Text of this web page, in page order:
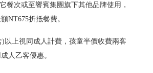
餐次或至響賓集團旗下其他品牌使用，
NT675折抵餐費。
以上視同成人計費，孩童半價收費兩客
人乙客優惠。